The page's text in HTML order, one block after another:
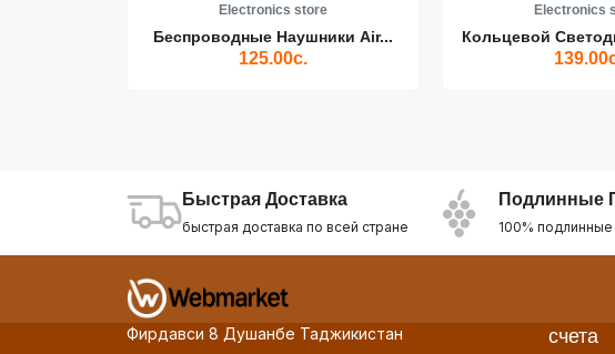
Electronics store
Беспроводные Наушники Air...
125.00с.
Electronics
Кольцевой
Быстрая Доставка
быстрая доставка по всей стране
Подлинные
100%
Фирдавси 8 Душанбе Таджикистан
счета